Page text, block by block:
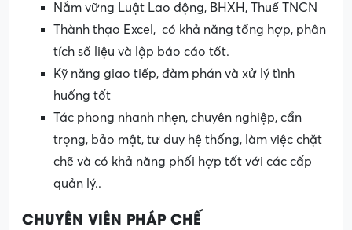
Nắm vững Luật Lao động, BHXH, Thuế TNCN
Thành thạo Excel, có khả năng tổng hợp, phân
tích số liệu và lập báo cáo tốt.
Kỹ năng giao tiếp, đàm phán và xử lý tình
huống tốt
Tác phong nhanh nhẹn, chuyên nghiệp, cẩn
trọng, bảo mật, tư duy hệ thống, làm việc chặt
chẽ và có khả năng phối hợp tốt với các cấp
quản lý..
CHUYÊN VIÊN PHÁP CHẾ